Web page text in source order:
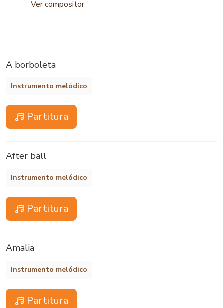
Ver compositor
A borboleta
Instrumento melódico
Partitura
After ball
Instrumento melódico
Partitura
Amalia
Instrumento melódico
Partitura